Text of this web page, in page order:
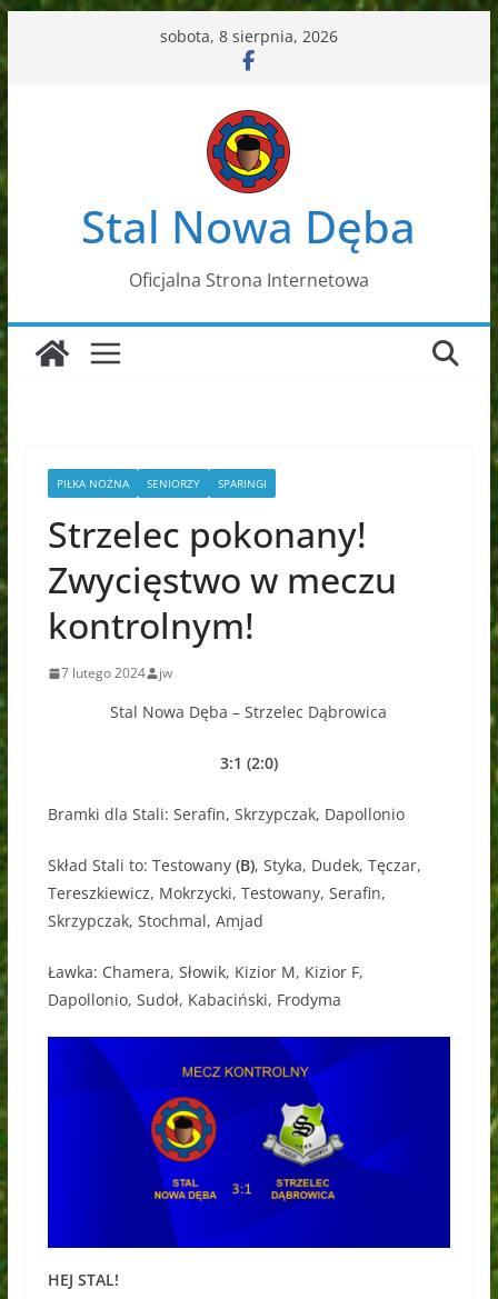
do
sobota, 8 sierpnia, 2026
Stal Nowa Dęba
Oficjalna Strona Internetowa
PIŁKA NOŻNA SENIORZY SPARINGI
Strzelec pokonany!
Zwycięstwo w meczu
kontrolnym!
7 lutego 2024 jw
Stal Nowa Dęba – Strzelec Dąbrowica
3:1 (2:0)
Bramki dla Stali: Serafin, Skrzypczak, Dapollonio
Skład Stali to: Testowany (B), Styka, Dudek, Tęczar,
Tereszkiewicz, Mokrzycki, Testowany, Serafin,
Skrzypczak, Stochmal, Amjad
Ławka: Chamera, Słowik, Kizior M, Kizior F,
Dapollonio, Sudoł, Kabaciński, Frodyma
HEJ STAL!